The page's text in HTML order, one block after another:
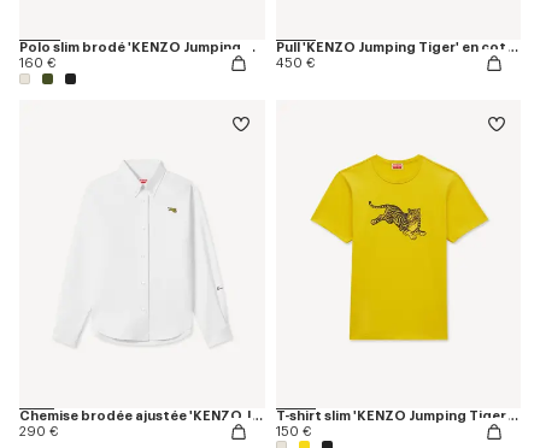
Polo slim brodé 'KENZO Jumping Tiger' en coton
160 €
Pull 'KENZO Jumping Tiger' en coton et laine
450 €
Chemise brodée ajustée 'KENZO Jumping Tiger' en coton Oxford
290 €
T-shirt slim 'KENZO Jumping Tiger' en coton
150 €